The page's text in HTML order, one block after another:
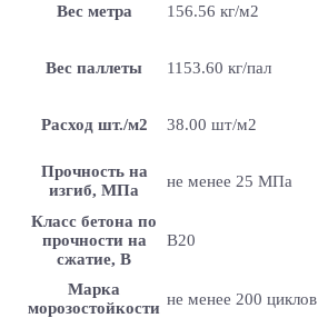
Вес метра 156.56 кг/м2
Вес паллеты 1153.60 кг/пал
Расход шт./м2 38.00 шт/м2
Прочность на
изгиб, МПа
не менее 25 МПа
Класс бетона по
прочности на
сжатие, В
B20
Марка
морозостойкости не менее 200 циклов